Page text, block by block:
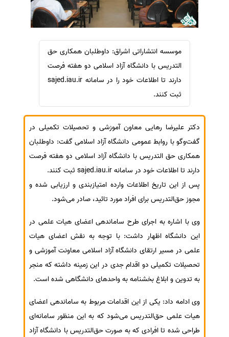
ترجمه عربی به فارسی
مشاهده همه زبان ها
سفارش ویرایش
سفارش پارافریز
سفارش فرمت‌بندی
سفارش کاهش کمیت
سفارش معرفی مجله
سفارش معرفی مقاله
سفارش چکیده مبسوط
سفارش ترجمه مولتی‌مدیا
سفارش گویندگی
سفارش ترجمه همزمان
سفارش تهیه کاورلتر
سفارش انگیزه‌نامه‌SOP
موسسه انتشاراتی اشراق: داوطلبان همکاری حق
التدریس با دانشگاه آزاد اسلامی دو هفته فرصت
دارند تا اطلاعات خود را در سامانه sajed.iau.ir
ثبت کنند.
دکتر علیرضا رهایی معاون آموزشی و تحصیلات تکمیلی در
گفت‌وگو با روابط عمومی دانشگاه آزاد اسلامی گفت: داوطلبان
همکاری حق التدریس با دانشگاه آزاد اسلامی دو هفته فرصت
دارند تا اطلاعات خود در سامانه sajed.iau.ir ثبت کنند.
پس از این تاریخ اطلاعات وارده امتیازبندی و ارزیابی شده و
مجوز حق‌التدریس برای افراد مورد تائید، صادر می‌شود.
وی با اشاره به اجرای طرح ساماندهی اعضای هیات علمی در
این دانشگاه اظهار داشت: با توجه به نقش اعضای هیات
علمی در مسیر ارتقای دانشگاه آزاد اسلامی معاونت آموزشی و
تحصیلات تکمیلی دو اقدام جدی در این زمینه داشته که منجر
به تدوین و ابلاغ بخشنامه به واحدهای دانشگاهی شده است.
وی ادامه داد: یکی از این اقدامات مربوط به ساماندهی اعضای
هیات علمی حق‌التدریس می‌شود که به این منظور سامانه‌ای
طراحی شده تا افرادی که به صورت حق‌التدریس با دانشگاه آزاد